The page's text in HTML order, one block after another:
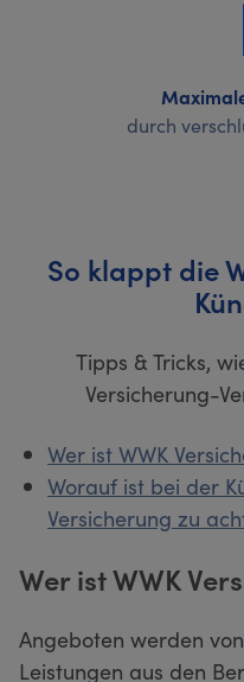
durch
So klappt die
Tipps & Tricks,
Versicherung-
Wer ist WWK
Worauf ist bei der
Versicherung zu
Wer ist WWK
Angeboten werden
Leistungen aus den